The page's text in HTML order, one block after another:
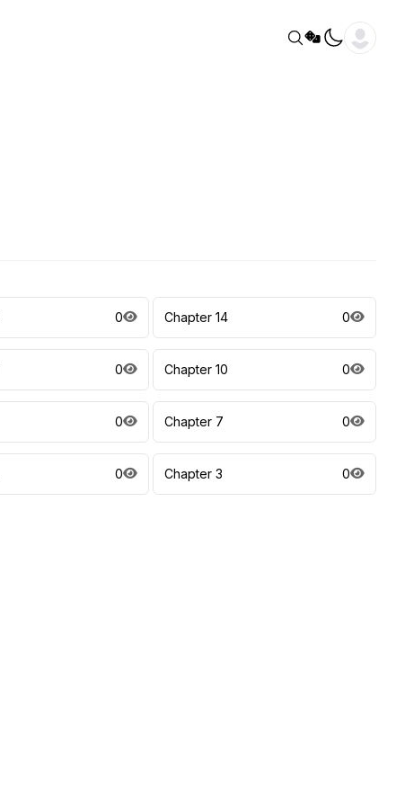
0 Chapter 14 0
0 Chapter 10 0
0 Chapter 7 0
0 Chapter 3 0